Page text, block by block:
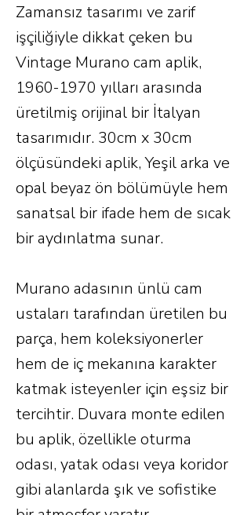
Zamansız tasarımı ve zarif
işçiliğiyle dikkat çeken bu
Vintage Murano cam aplik,
1960-1970 yılları arasında
üretilmiş orijinal bir İtalyan
tasarımıdır. 30cm x 30cm
ölçüsündeki aplik, Yeşil arka ve
opal beyaz ön bölümüyle hem
sanatsal bir ifade hem de sıcak
bir aydınlatma sunar.
Murano adasının ünlü cam
ustaları tarafından üretilen bu
parça, hem koleksiyonerler
hem de iç mekanına karakter
katmak isteyenler için eşsiz bir
tercihtir. Duvara monte edilen
bu aplik, özellikle oturma
odası, yatak odası veya koridor
gibi alanlarda şık ve sofistike